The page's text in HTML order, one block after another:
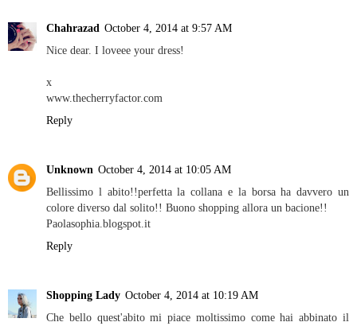
Chahrazad October 4, 2014 at 9:57 AM
Nice dear. I loveee your dress!
x
www.thecherryfactor.com
Reply
Unknown October 4, 2014 at 10:05 AM
Bellissimo l abito!!perfetta la collana e la borsa ha davvero un
colore diverso dal solito!! Buono shopping allora un bacione!!
Paolasophia.blogspot.it
Reply
Shopping Lady October 4, 2014 at 10:19 AM
Che bello quest'abito mi piace moltissimo come hai abbinato il